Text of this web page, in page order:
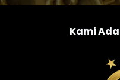
Kami